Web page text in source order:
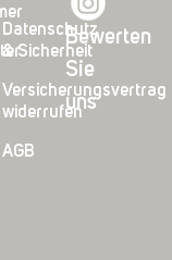
Datenschutz
& Sicherheit
Versicherungsvertrag
widerrufen
AGB
Bewerten
Sie
uns